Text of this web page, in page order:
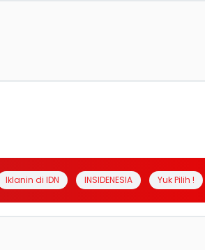
Iklanin di IDN INSIDENESIA Yuk Pilih !